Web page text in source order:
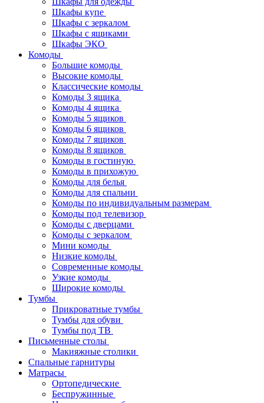
Шкафы купе
Шкафы с зеркалом
Шкафы с ящиками
Шкафы ЭКО
Комоды
Большие комоды
Высокие комоды
Классические комоды
Комоды 3 ящика
Комоды 4 ящика
Комоды 5 ящиков
Комоды 6 ящиков
Комоды 7 ящиков
Комоды 8 ящиков
Комоды в гостиную
Комоды в прихожую
Комоды для белья
Комоды для спальни
Комоды по индивидуальным размерам
Комоды под телевизор
Комоды с дверцами
Комоды с зеркалом
Мини комоды
Низкие комоды
Современные комоды
Узкие комоды
Широкие комоды
Тумбы
Прикроватные тумбы
Тумбы для обуви
Тумбы под ТВ
Письменные столы
Макияжные столики
Спальные гарнитуры
Матрасы
Ортопедические
Беспружинные